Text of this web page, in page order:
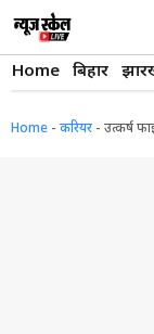
content
Home बिहार
Home - करियर - उत्कर्ष